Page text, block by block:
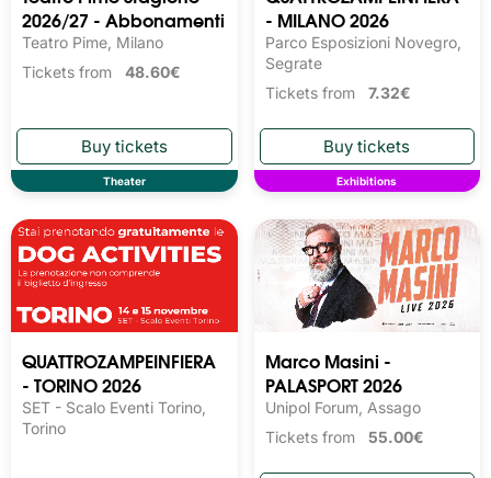
2026/27 - Abbonamenti
Teatro Pime, Milano
Tickets from 48.60€
Theater
- MILANO 2026
Parco Esposizioni Novegro,
Segrate
Tickets from 7.32€
Exhibitions
QUATTROZAMPEINFIERA
- TORINO 2026
SET - Scalo Eventi Torino,
Torino
Marco Masini -
PALASPORT 2026
Unipol Forum, Assago
Tickets from 55.00€